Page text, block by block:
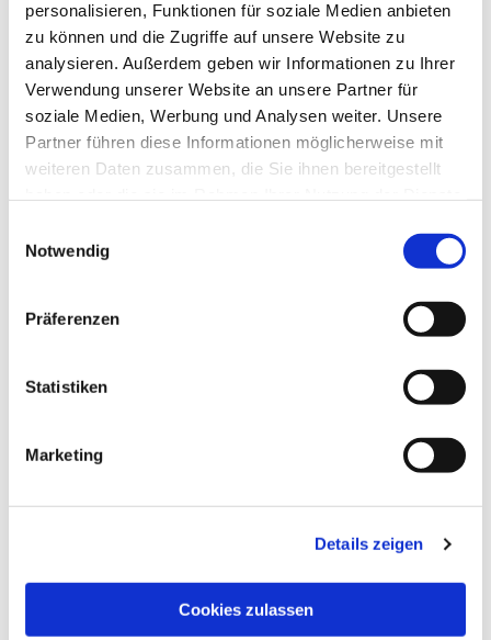
personalisieren, Funktionen für soziale Medien anbieten
zu können und die Zugriffe auf unsere Website zu
analysieren. Außerdem geben wir Informationen zu Ihrer
Verwendung unserer Website an unsere Partner für
soziale Medien, Werbung und Analysen weiter. Unsere
Partner führen diese Informationen möglicherweise mit
weiteren Daten zusammen, die Sie ihnen bereitgestellt
Notwendig
Präferenzen
Statistiken
Marketing
Details zeigen
Cookies zulassen